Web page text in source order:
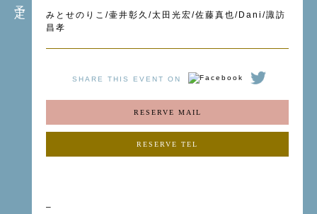
みとせのりこ/壷井彰久/太田光宏/佐藤真也/Dani/諏訪
昌孝
SHARE THIS EVENT ON
RESERVE MAIL
RESERVE TEL
–